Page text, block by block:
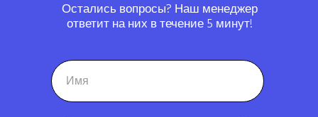
Остались вопросы? Наш менеджер
ответит на них в течение 5 минут!